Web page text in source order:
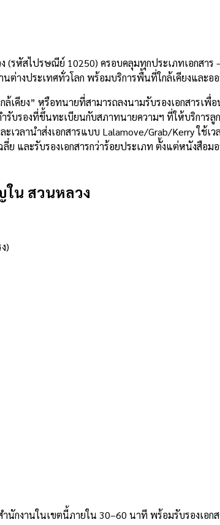
(รหัสไปรษณีย์ 10250) ครอบคลุมทุกประเภทเอกส
างประเทศทั่วโลก พร้อมบริการพื้นที่ใกล้เคียงและอ
เคียง” หรือทนายที่สามารถลงนามรับรองเอกสารเ
บรองที่ขึ้นทะเบียนกับสภาทนายความฯ ที่ให้บริการ
วลานำส่งเอกสารแบบ Lalamove/Grab/Kerry ใช้เ
ย และรับรองเอกสารกว่าร้อยประเภท ตั้งแต่หนังสือ
ใน สวนหลวง
)
กงานในเขตนี้ภายใน 30–60 นาที พร้อมรับรองเอก